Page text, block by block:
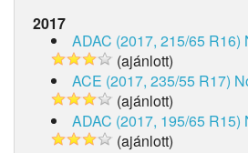
2017
ADAC (2017, 215/65 R16)
(ajánlott)
ACE (2017, 235/55 R17)
(ajánlott)
ADAC (2017, 195/65 R15)
(ajánlott)